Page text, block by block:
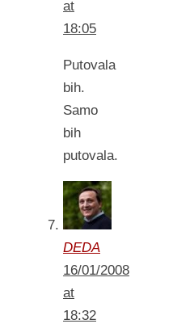
at
18:05
Putovala
bih.
Samo
bih
putovala.
DEDA
16/01/2008
at
18:32